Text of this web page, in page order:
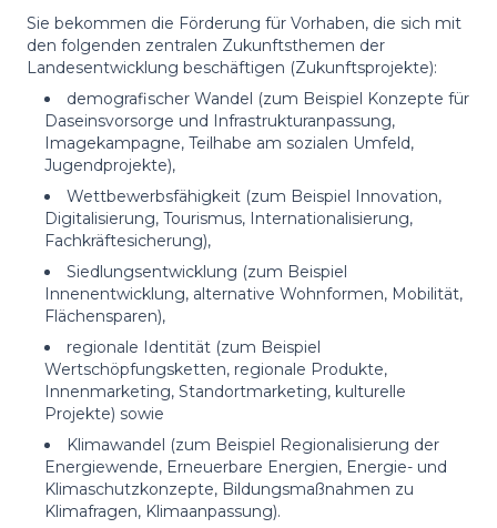
Sie bekommen die Förderung für Vorhaben, die sich mit
den folgenden zentralen Zukunftsthemen der
Landesentwicklung beschäftigen (Zukunftsprojekte):
demografischer Wandel (zum Beispiel Konzepte für
Daseinsvorsorge und Infrastrukturanpassung,
Imagekampagne, Teilhabe am sozialen Umfeld,
Jugendprojekte),
Wettbewerbsfähigkeit (zum Beispiel Innovation,
Digitalisierung, Tourismus, Internationalisierung,
Fachkräftesicherung),
Siedlungsentwicklung (zum Beispiel
Innenentwicklung, alternative Wohnformen, Mobilität,
Flächensparen),
regionale Identität (zum Beispiel
Wertschöpfungsketten, regionale Produkte,
Innenmarketing, Standortmarketing, kulturelle
Projekte) sowie
Klimawandel (zum Beispiel Regionalisierung der
Energiewende, Erneuerbare Energien, Energie- und
Klimaschutzkonzepte, Bildungsmaßnahmen zu
Klimafragen, Klimaanpassung).